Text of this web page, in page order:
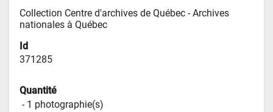
Collection Centre d'archives de Québec - Archives
nationales à Québec
Id
371285
Quantité
- 1 photographie(s)